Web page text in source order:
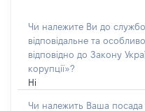
Чи належите Ви до
відповідальне та
відповідно до Закону
корупції»?
Ні
Чи належить Ваша посада